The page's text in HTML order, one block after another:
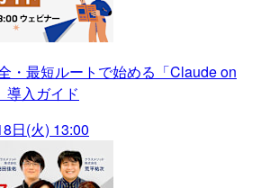
・最短ルートで始める「Claude on
導入ガイド
日(火) 13:00